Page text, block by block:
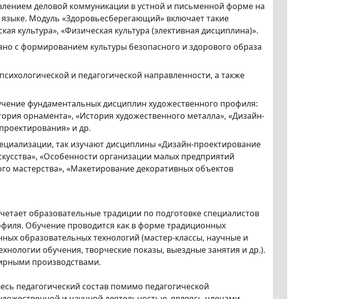
деловой коммуникации в устной и письменной форме на
Модуль «Здоровьесберегающий» включает такие
культура», «Физическая культура (элективная дисциплина)».
с формированием культуры безопасного и здорового образа
и педагогической направленности, а также
фундаментальных дисциплин художественного профиля:
орнамента», «История художественного металла», «Дизайн-
и др.
так изучают дисциплины «Дизайн-проектирование
«Особенности организации малых предприятий
мастерства», «Макетирование декоративных объектов
образовательные традиции по подготовке специалистов
Обучение проводится как в форме традиционных
образовательных технологий (мастер-классы, научные и
обучения, творческие показы, выездные занятия и др.).
производствами.
педагогический состав помимо педагогической